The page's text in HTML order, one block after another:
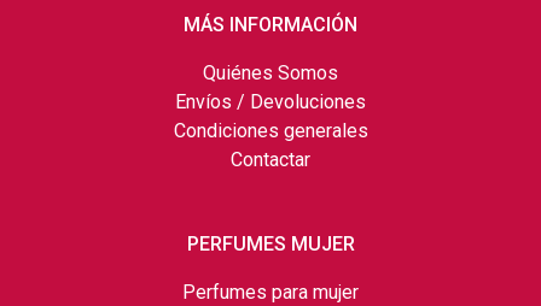
MÁS INFORMACIÓN
Quiénes Somos
Envíos / Devoluciones
Condiciones generales
Contactar
PERFUMES MUJER
Perfumes para mujer